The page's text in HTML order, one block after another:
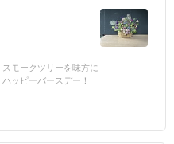
モークツリーを味方に
ッピーバースデー！